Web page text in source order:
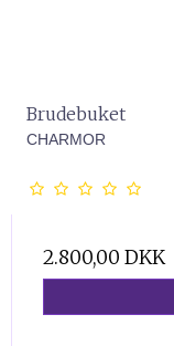
Brudebuket
CHARMOR
2.800,00 DKK